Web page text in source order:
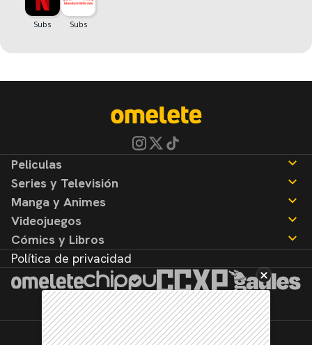
Peliculas
Noticias
Reseñas
Series y Televisión
Noticias
Reseñas
Manga y Animes
Noticias
Reseñas
Videojuegos
Noticias
Reseñas
Cómics y Libros
Noticias
Reseñas
Política de privacidad
©2026. Todos los derechos reservados.